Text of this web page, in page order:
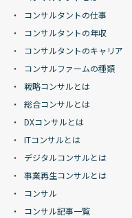
コンサルタントの仕事
コンサルタントの年収
コンサルタントのキャリア
コンサルファームの種類
戦略コンサルとは
総合コンサルとは
DXコンサルとは
ITコンサルとは
デジタルコンサルとは
事業再生コンサルとは
コンサル
コンサル記事一覧